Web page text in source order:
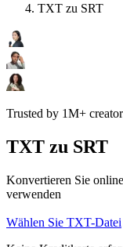
TXT zu SRT
Trusted by 1M+
TXT zu SRT
Konvertieren Sie
verwenden
Wählen Sie TXT-Datei